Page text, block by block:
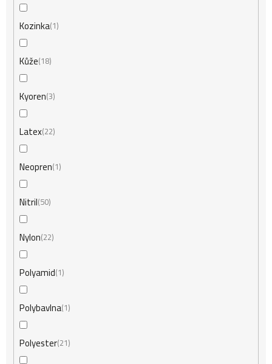
Kozinka 1
Kůže 18
Kyoren 3
Latex 22
Neopren 1
Nitril 50
Nylon 22
Polyamid 1
Polybavlna 1
Polyester 21